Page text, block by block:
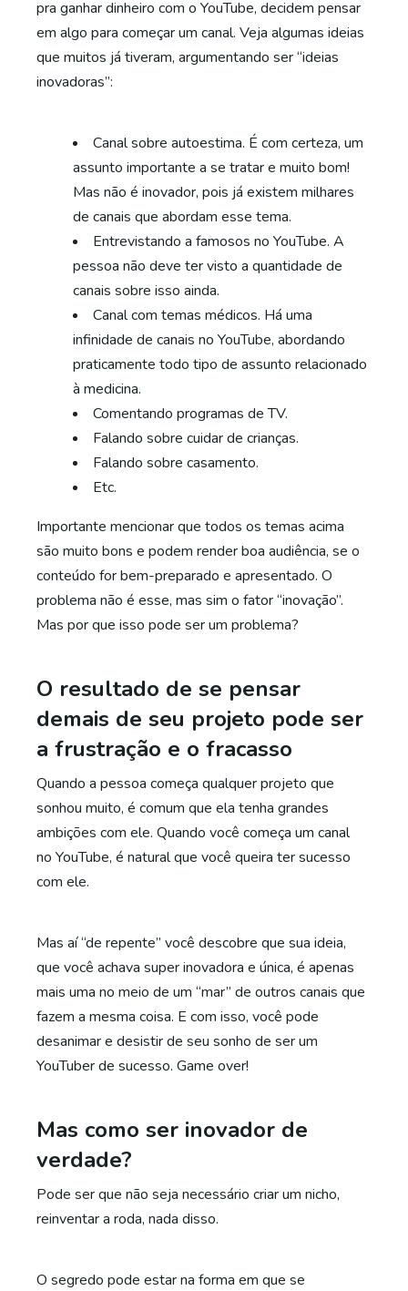
pra ganhar dinheiro com o YouTube, decidem pensar
em algo para começar um canal. Veja algumas ideias
que muitos já tiveram, argumentando ser “ideias
inovadoras”:
Canal sobre autoestima. É com certeza, um
assunto importante a se tratar e muito bom!
Mas não é inovador, pois já existem milhares
de canais que abordam esse tema.
Entrevistando a famosos no YouTube. A
pessoa não deve ter visto a quantidade de
canais sobre isso ainda.
Canal com temas médicos. Há uma
infinidade de canais no YouTube, abordando
praticamente todo tipo de assunto relacionado
à medicina.
Comentando programas de TV.
Falando sobre cuidar de crianças.
Falando sobre casamento.
Etc.
Importante mencionar que todos os temas acima
são muito bons e podem render boa audiência, se o
conteúdo for bem-preparado e apresentado. O
problema não é esse, mas sim o fator “inovação”.
Mas por que isso pode ser um problema?
O resultado de se pensar
demais de seu projeto pode ser
a frustração e o fracasso
Quando a pessoa começa qualquer projeto que
sonhou muito, é comum que ela tenha grandes
ambições com ele. Quando você começa um canal
no YouTube, é natural que você queira ter sucesso
com ele.
Mas aí “de repente” você descobre que sua ideia,
que você achava super inovadora e única, é apenas
mais uma no meio de um “mar” de outros canais que
fazem a mesma coisa. E com isso, você pode
desanimar e desistir de seu sonho de ser um
YouTuber de sucesso. Game over!
Mas como ser inovador de
verdade?
Pode ser que não seja necessário criar um nicho,
reinventar a roda, nada disso.
O segredo pode estar na forma em que se